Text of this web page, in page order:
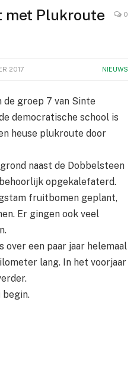
met Plukroute
0
2017 NIEUWS
de groep 7 van Sinte
democratische school is
heuse plukroute door
naast de Dobbelsteen
opgekalefaterd.
fruitbomen geplant,
Er gingen ook veel
over een paar jaar helemaal
lang. In het voorjaar
begin.